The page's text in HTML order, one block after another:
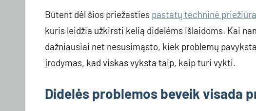
Būtent dėl šios priežasties pastatų techninė priežiūra
kuris leidžia užkirsti kelią didelėms išlaidoms. Kai
dažniausiai net nesusimąsto, kiek problemų
įrodymas, kad viskas vyksta taip, kaip turi vykti.
Didelės problemos beveik visada